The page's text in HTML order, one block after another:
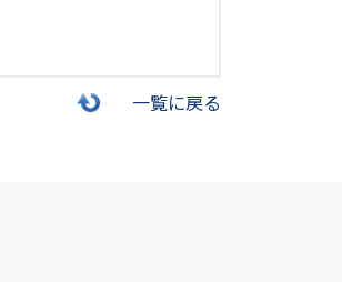
一覧に戻る